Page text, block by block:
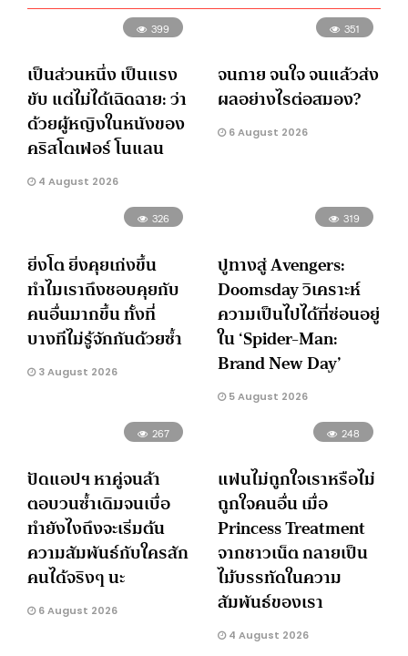
399
เป็นส่วนหนึ่ง เป็นแรง
ขับ แต่ไม่ได้เฉิดฉาย: ว่า
ด้วยผู้หญิงในหนังของ
คริสโตเฟอร์ โนแลน
4 August 2026
351
จนกาย จนใจ จนแล้วส่ง
ผลอย่างไรต่อสมอง?
6 August 2026
326
ยิ่งโต ยิ่งคุยเก่งขึ้น
ทำไมเราถึงชอบคุยกับ
คนอื่นมากขึ้น ทั้งที่
บางทีไม่รู้จักกันด้วยซ้ำ
3 August 2026
319
ปูทางสู่ Avengers:
Doomsday วิเคราะห์
ความเป็นไปได้ที่ซ่อนอยู่
ใน ‘Spider-Man:
Brand New Day’
5 August 2026
267
ปัดแอปฯ หาคู่จนล้า
ตอบวนซ้ำเดิมจนเบื่อ
ทำยังไงถึงจะเริ่มต้น
ความสัมพันธ์กับใครสัก
คนได้จริงๆ นะ
6 August 2026
248
แฟนไม่ถูกใจเราหรือไม่
ถูกใจคนอื่น เมื่อ
Princess Treatment
จากชาวเน็ต กลายเป็น
ไม้บรรทัดในความ
สัมพันธ์ของเรา
4 August 2026